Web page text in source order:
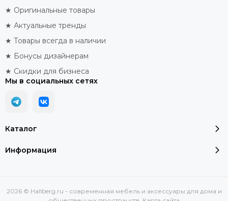
Каталог
Информация
★ Оригинальные товары
★ Актуальные тренды
★ Товары всегда в наличии
★ Бонусы дизайнерам
★ Скидки для бизнеса
Мы в социальных сетях
2026 © Hallberg.ru - современная мебель и аксессуары для дома и